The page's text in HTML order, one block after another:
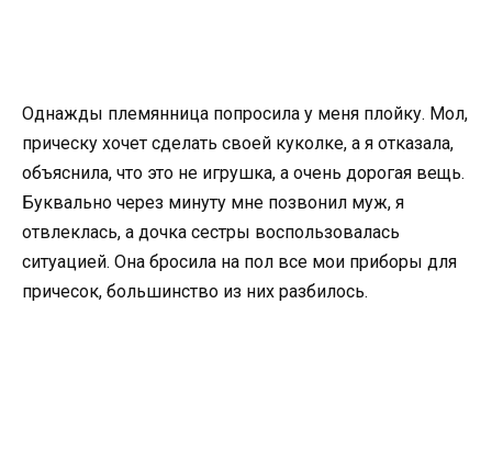
Однажды племянница попросила у меня плойку. Мол,
прическу хочет сделать своей куколке, а я отказала,
объяснила, что это не игрушка, а очень дорогая вещь.
Буквально через минуту мне позвонил муж, я
отвлеклась, а дочка сестры воспользовалась
ситуацией. Она бросила на пол все мои приборы для
причесок, большинство из них разбилось.